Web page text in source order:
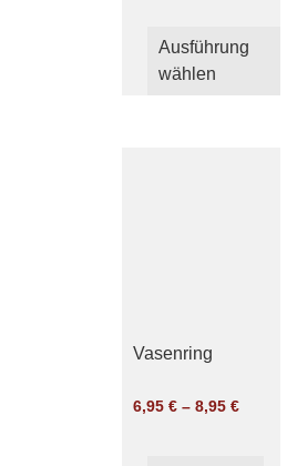
Ausführung
wählen
Vasenring
6,95 €– 8,95 €